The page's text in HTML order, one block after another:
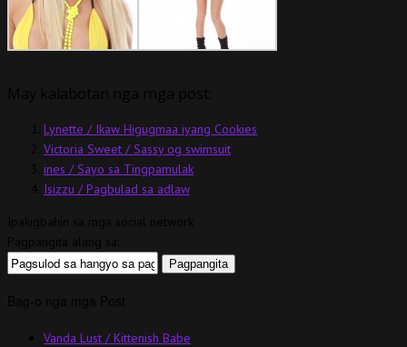
Lynette / Ikaw Higugmaa iyang Cookies
Victoria Sweet / Sassy og swimsuit
ines / Sayo sa Tingpamulak
Isizzu / Pagbulad sa adlaw
Vanda Lust / Kittenish Babe